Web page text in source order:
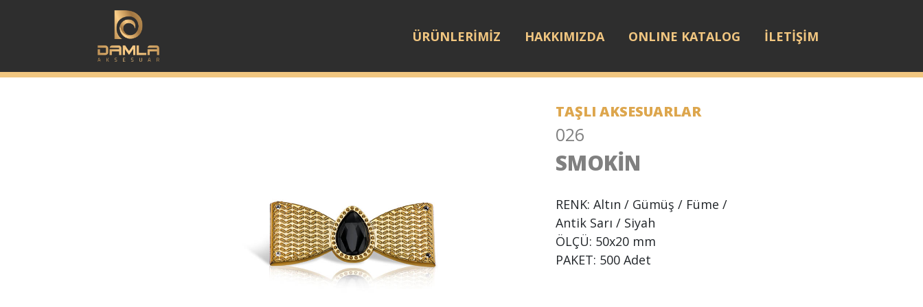
ÜRÜNLERİMİZ HAKKIMIZDA ONLINE KATALOG İLETİŞİM
TAŞLI AKSESUARLAR
026
SMOKİN
RENK: Altın / Gümüş / Füme /
Antik Sarı / Siyah
ÖLÇÜ: 50x20 mm
PAKET: 500 Adet